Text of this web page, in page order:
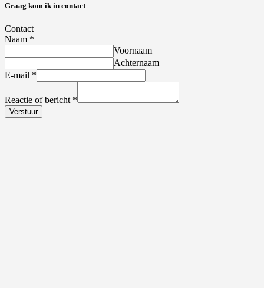
Graag kom ik in contact
Contact
Naam *
Voornaam
Achternaam
E-mail *
Reactie of bericht *
Verstuur